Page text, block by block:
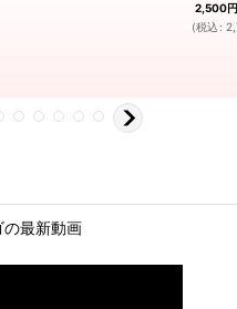
2,500円
(税込 :
最新動画